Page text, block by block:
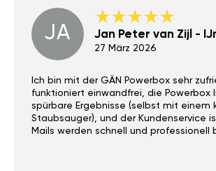
JA Jan Peter van Zijl -
27 März 2026
Ich bin mit der GÄN Powerbox sehr
funktioniert einwandfrei, die Powerbox
spürbare Ergebnisse (selbst mit einem
Staubsauger), und der Kundenservice
Mails werden schnell und professionell